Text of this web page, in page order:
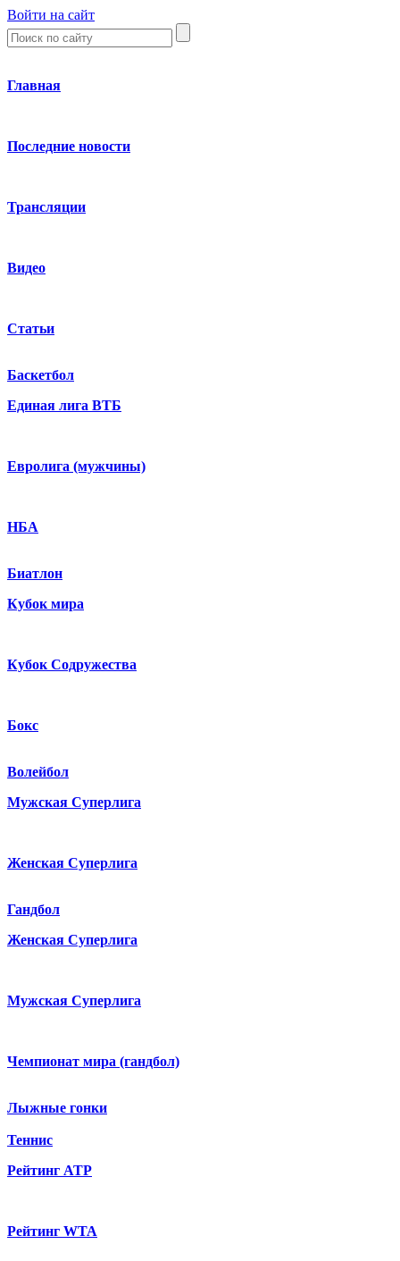
Войти на сайт
Главная
Последние новости
Трансляции
Видео
Статьи
Баскетбол
Единая лига ВТБ
Евролига (мужчины)
НБА
Биатлон
Кубок мира
Кубок Содружества
Бокс
Волейбол
Мужская Суперлига
Женская Суперлига
Гандбол
Женская Суперлига
Мужская Суперлига
Чемпионат мира (гандбол)
Лыжные гонки
Теннис
Рейтинг ATP
Рейтинг WTA